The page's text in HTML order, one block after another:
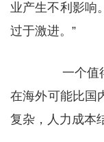
业产生不利影响
过于激进。”
一个值得
在海外可能比
复杂，人力成本